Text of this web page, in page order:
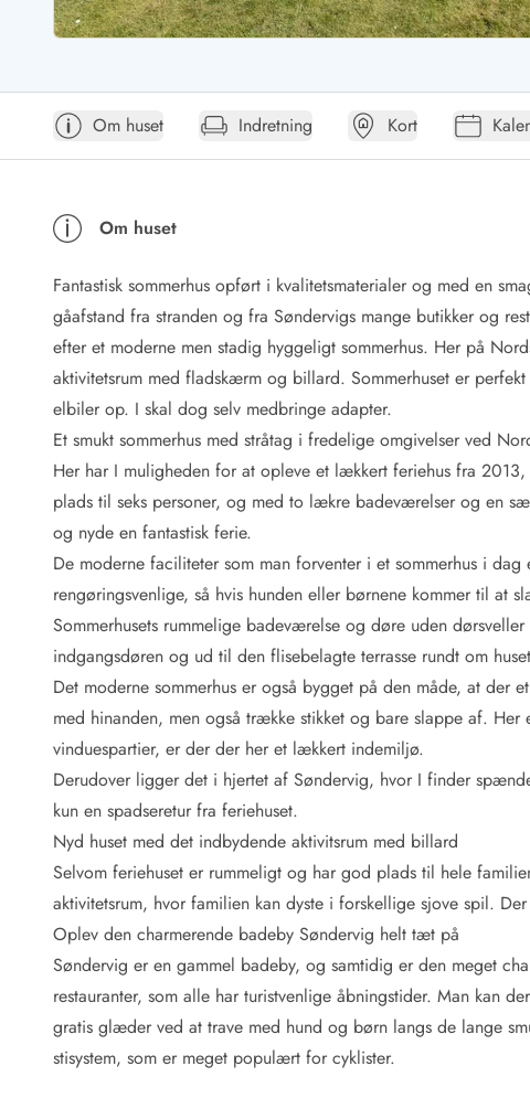
Esmark RejsecurityEsmark KidsVIPEsmark VIP partnerfordeleFordele
Sommerhus ABC
Forbrugsafregning (Strøm, vand...)
Lån og lej
Rengøring
Gavekort
Book tidligt
Lejebetingelser
Vejret i Danmark
Sæsontider
Baderegler
Naturbeskyttelse
Webcam
Fotokonkurrence
Fordele hos os
Esmark Rejsecurity
Esmark KidsVIP
Esmark VIP: Fordele og rabataftaler
Prisgaranti
Ingen depositum
Gæsteanmeldelser
Gratis WiFi i ferieområdet
We love people!
Fritidsaktiviteter
Esmark VIP partnerfordele
Esmark KidsVIP
LEGOLAND® rabat
Ferie med børn
Ferie med hund
Ferie ved stranden
Om huset Indretning Kort
Om huset
Fantastisk sommerhus opført i kvalitetsmaterialer og med en
gåafstand fra stranden og fra Søndervigs mange butikker og
efter et moderne men stadig hyggeligt sommerhus. Her på
aktivitetsrum med fladskærm og billard. Sommerhuset er
elbiler op. I skal dog selv medbringe adapter.
Et smukt sommerhus med stråtag i fredelige omgivelser ved
Her har I muligheden for at opleve et lækkert feriehus fra
plads til seks personer, og med to lækre badeværelser og en
og nyde en fantastisk ferie.
De moderne faciliteter som man forventer i et sommerhus i
rengøringsvenlige, så hvis hunden eller børnene kommer til at
Sommerhusets rummelige badeværelse og døre uden
indgangsdøren og ud til den flisebelagte terrasse rundt om
Det moderne sommerhus er også bygget på den måde, at der
med hinanden, men også trække stikket og bare slappe af.
vinduespartier, er der der her et lækkert indemiljø.
Derudover ligger det i hjertet af Søndervig, hvor I finder
kun en spadseretur fra feriehuset.
Nyd huset med det indbydende aktivitsrum med billard
Selvom feriehuset er rummeligt og har god plads til hele
aktivitetsrum, hvor familien kan dyste i forskellige sjove spil.
Oplev den charmerende badeby Søndervig helt tæt på
Søndervig er en gammel badeby, og samtidig er den meget
restauranter, som alle har turistvenlige åbningstider. Man kan
gratis glæder ved at trave med hund og børn langs de lange
stisystem, som er meget populært for cyklister.